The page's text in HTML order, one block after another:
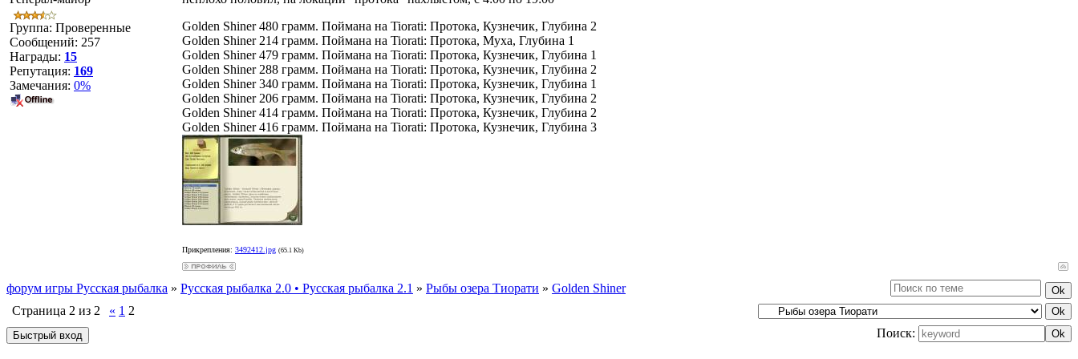
Группа: Проверенные
Сообщений: 257
Награды: 15
Репутация: 169
Замечания: 0%
Golden Shiner 480 грамм. Поймана на Tiorati: Протока, Кузнечик, Глубина 2
Golden Shiner 214 грамм. Поймана на Tiorati: Протока, Муха, Глубина 1
Golden Shiner 479 грамм. Поймана на Tiorati: Протока, Кузнечик, Глубина 1
Golden Shiner 288 грамм. Поймана на Tiorati: Протока, Кузнечик, Глубина 2
Golden Shiner 340 грамм. Поймана на Tiorati: Протока, Кузнечик, Глубина 1
Golden Shiner 206 грамм. Поймана на Tiorati: Протока, Кузнечик, Глубина 2
Golden Shiner 414 грамм. Поймана на Tiorati: Протока, Кузнечик, Глубина 2
Golden Shiner 416 грамм. Поймана на Tiorati: Протока, Кузнечик, Глубина 3
Прикрепления: 3492412.jpg (65.1 Kb)
форум игры Русская рыбалка » Русская рыбалка 2.0 • Русская рыбалка 2.1 » Рыбы озера Тиорати » Golden Shiner
Страница 2 из 2 « 1 2
Поиск: